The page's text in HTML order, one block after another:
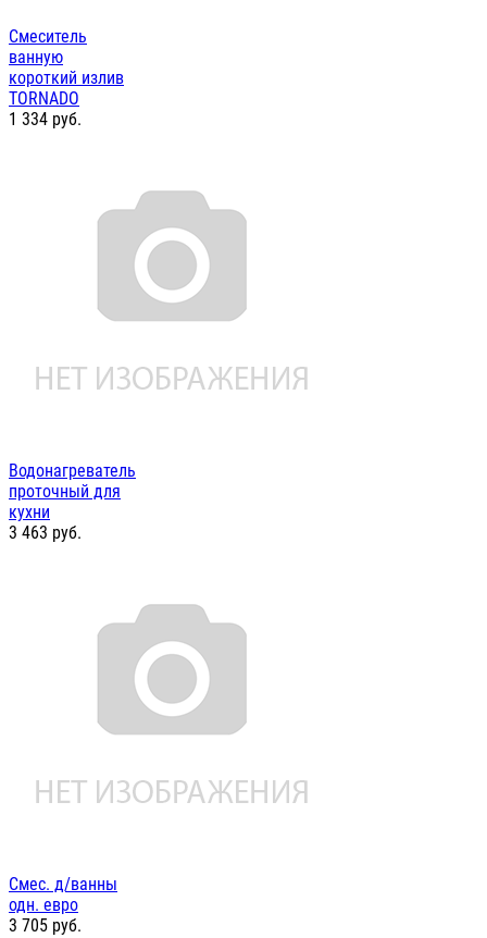
Смеситель
ванную
короткий излив
TORNADO
1 334 руб.
Водонагреватель
проточный для
кухни
3 463 руб.
Смес. д/ванны
одн. евро
3 705 руб.